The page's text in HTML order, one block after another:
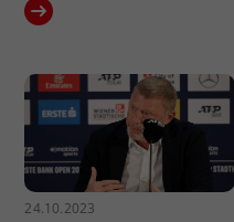
24.10.2023